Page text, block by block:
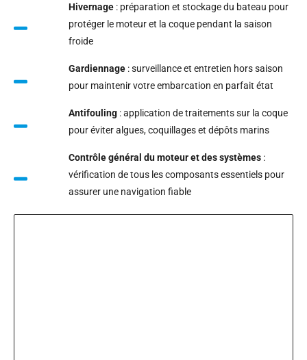
Hivernage : préparation et stockage du bateau pour
protéger le moteur et la coque pendant la saison
froide
Gardiennage : surveillance et entretien hors saison
pour maintenir votre embarcation en parfait état
Antifouling : application de traitements sur la coque
pour éviter algues, coquillages et dépôts marins
Contrôle général du moteur et des systèmes :
vérification de tous les composants essentiels pour
assurer une navigation fiable